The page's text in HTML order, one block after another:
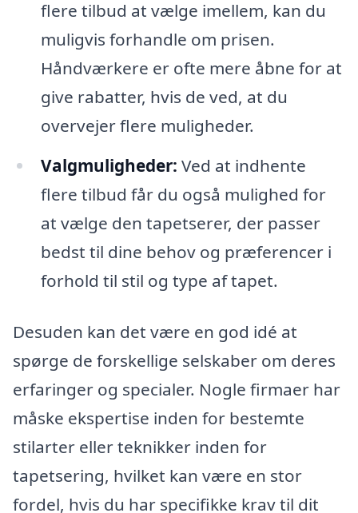
flere tilbud at vælge imellem, kan du
muligvis forhandle om prisen.
Håndværkere er ofte mere åbne for at
give rabatter, hvis de ved, at du
overvejer flere muligheder.
Valgmuligheder: Ved at indhente
flere tilbud får du også mulighed for
at vælge den tapetserer, der passer
bedst til dine behov og præferencer i
forhold til stil og type af tapet.
Desuden kan det være en god idé at
spørge de forskellige selskaber om deres
erfaringer og specialer. Nogle firmaer har
måske ekspertise inden for bestemte
stilarter eller teknikker inden for
tapetsering, hvilket kan være en stor
fordel, hvis du har specifikke krav til dit